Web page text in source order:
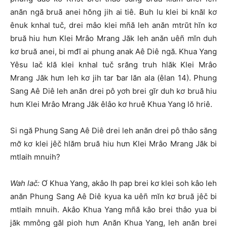
anăn ngă bruă anei hŏng jih ai tiê. Ƀuh lu klei bi knăl kơ
ênuk knhal tuč, drei mâo klei mñă leh anăn mtrŭt hĭn kơ
bruă hiu hưn Klei Mrâo Mrang Jăk leh anăn uêñ mĭn duh
kơ bruă anei, bi mđĭ ai phung anak Aê Diê ngă. Khua Yang
Yêsu lač klă klei knhal tuč srăng truh hlăk Klei Mrâo
Mrang Jăk hưn leh kơ jih tar ƀar lăn ala (êlan 14). Phung
Sang Aê Diê leh anăn drei pô yơh brei gĭr duh kơ bruă hiu
hưn Klei Mrâo Mrang Jăk êlâo kơ hruê Khua Yang lŏ hriê.
Si ngă Phung Sang Aê Diê drei leh anăn drei pô thâo săng
mơ̆ kơ klei jêč hlăm bruă hiu hưn Klei Mrâo Mrang Jăk bi
mtlaih mnuih?
Wah lač: Ơ Khua Yang, akâo Ih pap brei kơ klei soh kâo leh
anăn Phung Sang Aê Diê kyua ka uêñ mĭn kơ bruă jêč bi
mtlaih mnuih. Akâo Khua Yang mñă kâo brei thâo yua bi
jăk mmông găl pioh hưn Anăn Khua Yang, leh anăn brei